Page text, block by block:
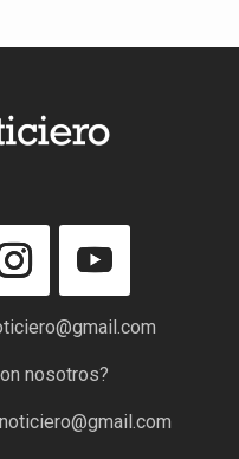
nosotros?